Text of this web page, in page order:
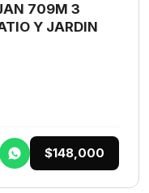
709M 3
Y JARDIN
$148,000